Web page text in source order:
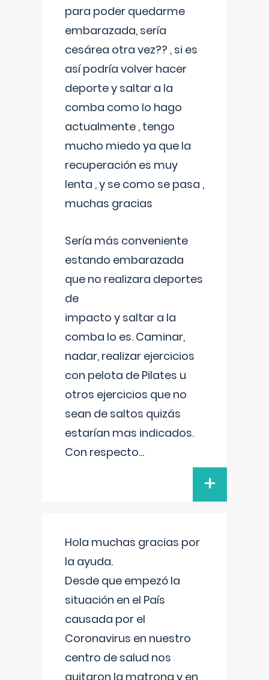
para poder quedarme
embarazada, sería
cesárea otra vez?? , si es
así podría volver hacer
deporte y saltar a la
comba como lo hago
actualmente , tengo
mucho miedo ya que la
recuperación es muy
lenta , y se como se pasa ,
muchas gracias
Sería más conveniente
estando embarazada
que no realizara deportes
de
impacto y saltar a la
comba lo es. Caminar,
nadar, realizar ejercicios
con pelota de Pilates u
otros ejercicios que no
sean de saltos quizás
estarían mas indicados.
Con respecto...
+
Hola muchas gracias por
la ayuda.
Desde que empezó la
situación en el País
causada por el
Coronavirus en nuestro
centro de salud nos
quitaron la matrona y en